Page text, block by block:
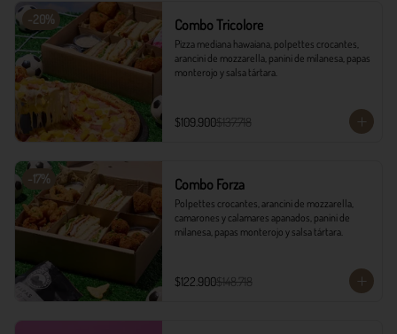
-20% Combo Tricolore
Pizza mediana hawaiana, polpettes crocantes,
arancini de mozzarella, panini de milanesa, papas
monterojo y salsa tártara.
$109.900$137.718
-17% Combo Forza
Polpettes crocantes, arancini de mozzarella,
camarones y calamares apanados, panini de
milanesa, papas monterojo y salsa tártara.
$122.900$148.718